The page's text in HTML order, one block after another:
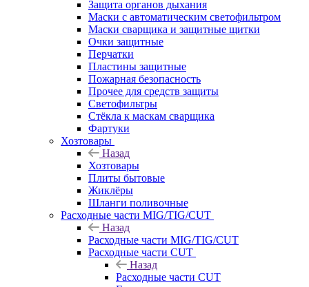
Защита органов дыхания
Маски с автоматическим светофильтром
Маски сварщика и защитные щитки
Очки защитные
Перчатки
Пластины защитные
Пожарная безопасность
Прочее для средств защиты
Светофильтры
Стёкла к маскам сварщика
Фартуки
Хозтовары
Назад
Хозтовары
Плиты бытовые
Жиклёры
Шланги поливочные
Расходные части MIG/TIG/CUT
Назад
Расходные части MIG/TIG/CUT
Расходные части CUT
Назад
Расходные части CUT